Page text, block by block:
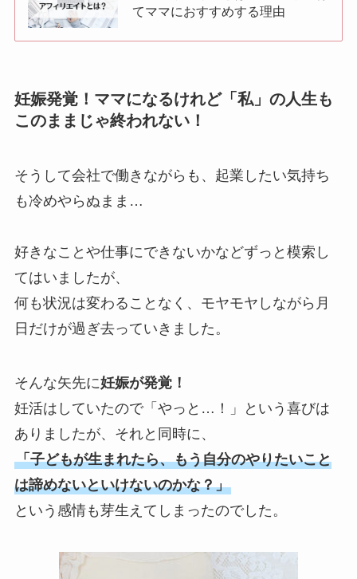
てママにおすすめする理由
妊娠発覚！ママになるけれど「私」の人生も
このままじゃ終われない！
そうして会社で働きながらも、起業したい気持ち
も冷めやらぬまま…
好きなことや仕事にできないかなどずっと模索し
てはいましたが、
何も状況は変わることなく、モヤモヤしながら月
日だけが過ぎ去っていきました。
そんな矢先に妊娠が発覚！
妊活はしていたので「やっと…！」という喜びは
ありましたが、それと同時に、
「子どもが生まれたら、もう自分のやりたいこと
は諦めないといけないのかな？」
という感情も芽生えてしまったのでした。